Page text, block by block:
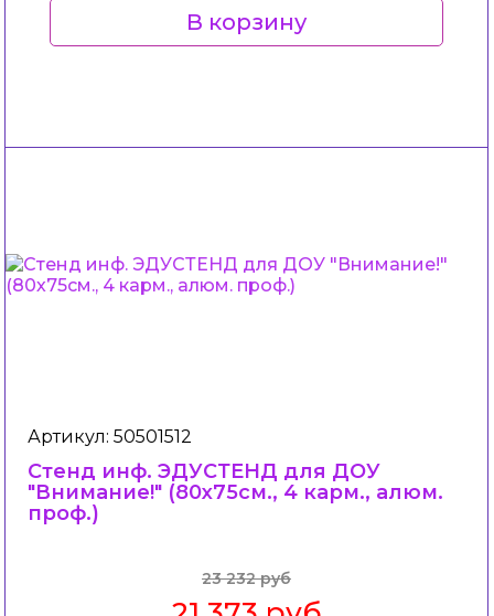
В корзину
Артикул: 50501512
Стенд инф. ЭДУСТЕНД для ДОУ
"Внимание!" (80х75см., 4 карм., алюм.
проф.)
23 232 руб